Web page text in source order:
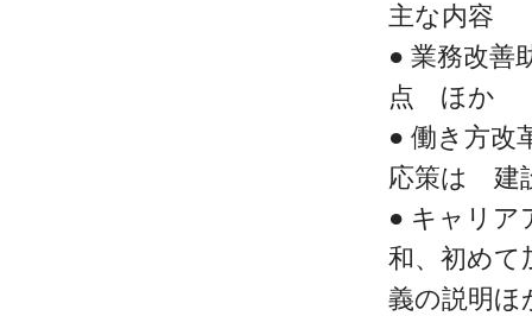
主な内容
● 業務改善
点 ほか
● 働き方改
応策は 建
● キャリア
和、初めて
義の説明ほ